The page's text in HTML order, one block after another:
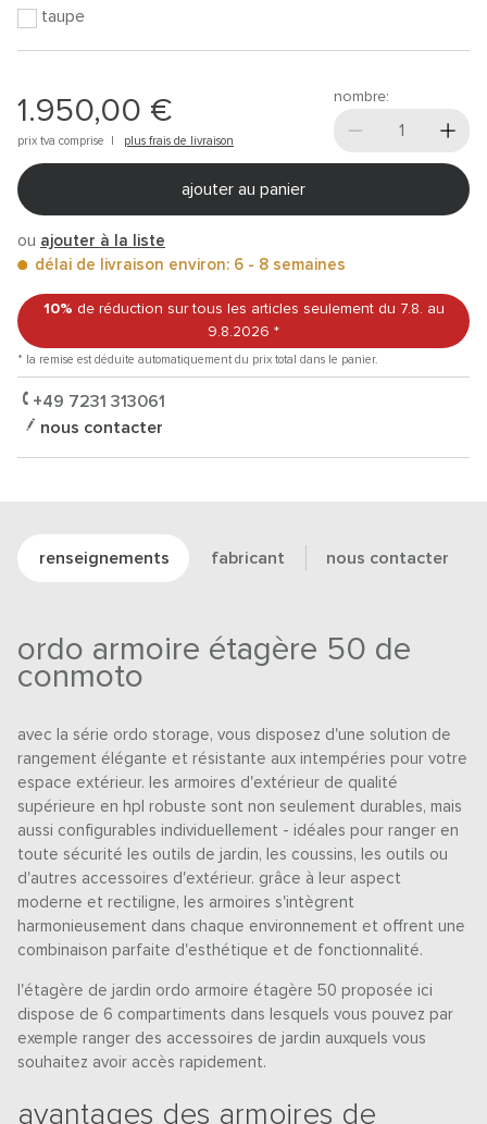
taupe
1.950,00 €
prix tva comprise | plus frais de livraison
nombre:
ajouter au panier
ou ajouter à la liste
délai de livraison environ: 6 - 8 semaines
10% de réduction sur tous les articles seulement du 7.8.
au
9.8.2026 *
* la remise est déduite automatiquement du prix total dans le panier.
+49 7231 313061
nous contacter
renseignements fabricant nous contacter
ordo armoire étagère 50 de
conmoto
avec la série ordo storage, vous disposez d'une solution de
rangement élégante et résistante aux intempéries pour votre
espace extérieur. les armoires d'extérieur de qualité
supérieure en hpl robuste sont non seulement durables, mais
aussi configurables individuellement - idéales pour ranger en
toute sécurité les outils de jardin, les coussins, les outils ou
d'autres accessoires d'extérieur. grâce à leur aspect
moderne et rectiligne, les armoires s'intègrent
harmonieusement dans chaque environnement et offrent une
combinaison parfaite d'esthétique et de fonctionnalité.
l'étagère de jardin ordo armoire étagère 50 proposée ici
dispose de 6 compartiments dans lesquels vous pouvez par
exemple ranger des accessoires de jardin auxquels vous
souhaitez avoir accès rapidement.
avantages des armoires de